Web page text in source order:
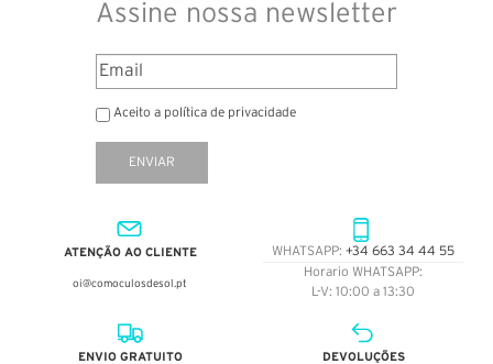
Assine nossa newsletter
Aceito a política de privacidade
ENVIAR
ATENÇÃO AO CLIENTE
oi@comoculosdesol.pt
WHATSAPP: +34 663 34 44 55
Horario WHATSAPP:
L-V: 10:00 a 13:30
ENVIO GRATUITO DEVOLUÇÕES